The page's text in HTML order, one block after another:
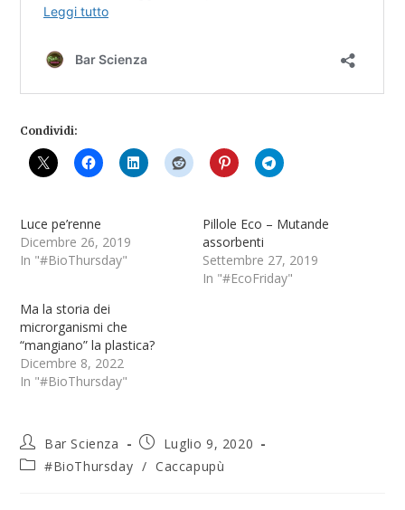
Condividi:
Luce pe’renne
Dicembre 26, 2019
In "#BioThursday"
Pillole Eco – Mutande
assorbenti
Settembre 27, 2019
In "#EcoFriday"
Ma la storia dei
microrganismi che
“mangiano” la plastica?
Dicembre 8, 2022
In "#BioThursday"
Bar Scienza
Luglio 9, 2020
#BioThursday / Caccapupù